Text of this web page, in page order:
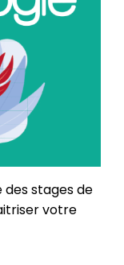
des stages de
votre